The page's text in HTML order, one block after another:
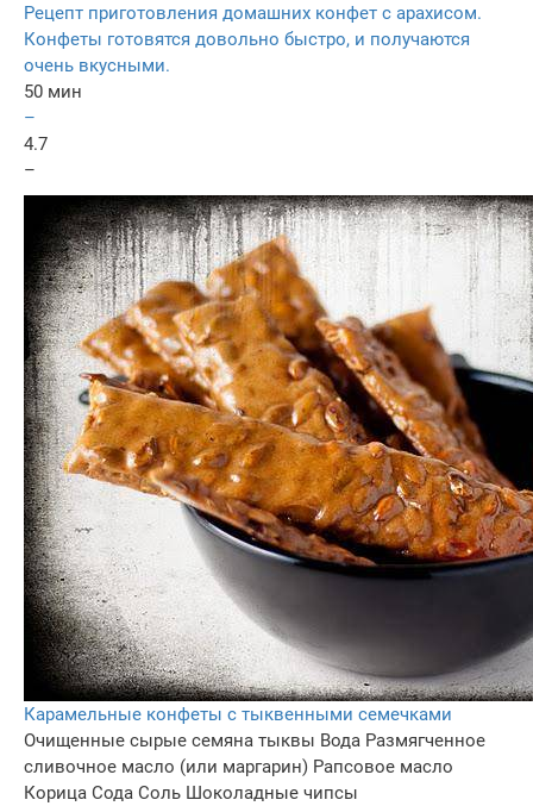
Рецепт приготовления домашних конфет с арахисом.
Конфеты готовятся довольно быстро, и получаются
очень вкусными.
50 мин
–
4.7
–
Карамельные конфеты с тыквенными семечками
Очищенные сырые семяна тыквы Вода Размягченное
сливочное масло (или маргарин) Рапсовое масло
Корица Сода Соль Шоколадные чипсы